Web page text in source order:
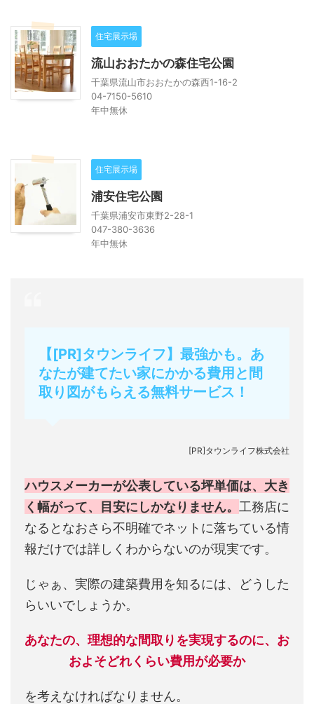
住宅展示場
流山おおたかの森住宅公園
千葉県流山市おおたかの森西1-16-2
04-7150-5610
年中無休
住宅展示場
浦安住宅公園
千葉県浦安市東野2-28-1
047-380-3636
年中無休
【[PR]タウンライフ】最強かも。あ
なたが建てたい家にかかる費用と間
取り図がもらえる無料サービス！
[PR]タウンライフ株式会社
ハウスメーカーが公表している坪単価は、大き
く幅がって、目安にしかなりません。 工務店に
なるとなおさら不明確でネットに落ちている情
報だけでは詳しくわからないのが現実です。
じゃぁ、実際の建築費用を知るには、どうした
らいいでしょうか。
あなたの、理想的な間取りを実現するのに、お
およそどれくらい費用が必要か
を考えなければなりません。